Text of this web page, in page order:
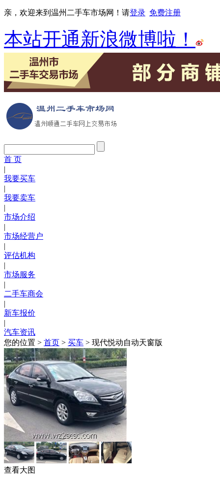
亲，欢迎来到温州二手车市场网！请登录 免费注册
本站开通新浪微博啦！
首 页
|
我要买车
|
我要卖车
|
市场介绍
|
市场经营户
|
评估机构
|
市场服务
|
二手车商会
|
新车报价
|
汽车资讯
您的位置 > 首页 > 买车 > 现代悦动自动天窗版
查看大图